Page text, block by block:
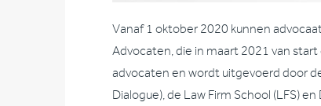
Vanaf 1 oktober 2020 kunnen
Advocaten, die in maart 2021 van
advocaten en wordt uitgevoerd door
Dialogue), de Law Firm School (LFS)